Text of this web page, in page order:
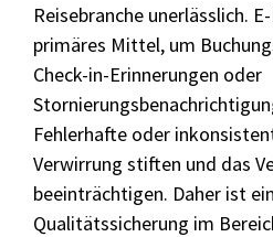
Reisebranche unerlässlich.
primäres Mittel, um
Check-in-Erinnerungen oder
Fehlerhafte oder
Verwirrung stiften und das
beeinträchtigen. Daher ist
Qualitätssicherung im